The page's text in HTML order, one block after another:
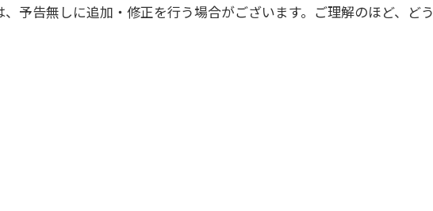
予告無しに追加・修正を行う場合がございます。ご理解のほど、どう